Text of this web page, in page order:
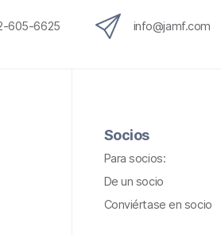
605-6625 info@jamf.com
Socios
Para socios:
De un socio
Conviértase en socio